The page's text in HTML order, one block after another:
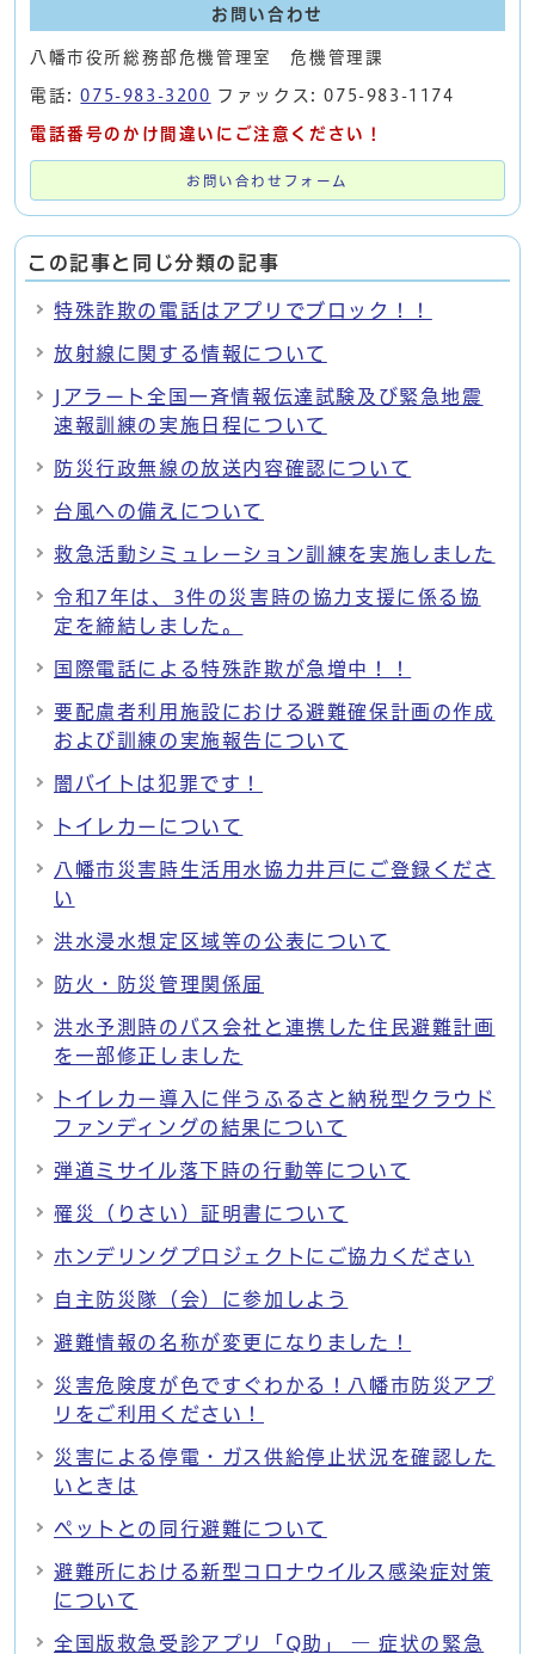
お問い合わせ
八幡市役所総務部危機管理室 危機管理課
電話:075-983-3200 ファックス: 075-983-1174
電話番号のかけ間違いにご注意ください！
お問い合わせフォーム
この記事と同じ分類の記事
特殊詐欺の電話はアプリでブロック！！
放射線に関する情報について
Jアラート全国一斉情報伝達試験及び緊急地震
速報訓練の実施日程について
防災行政無線の放送内容確認について
台風への備えについて
救急活動シミュレーション訓練を実施しました
令和7年は、3件の災害時の協力支援に係る協
定を締結しました。
国際電話による特殊詐欺が急増中！！
要配慮者利用施設における避難確保計画の作成
および訓練の実施報告について
闇バイトは犯罪です！
トイレカーについて
八幡市災害時生活用水協力井戸にご登録くださ
い
洪水浸水想定区域等の公表について
防火・防災管理関係届
洪水予測時のバス会社と連携した住民避難計画
を一部修正しました
トイレカー導入に伴うふるさと納税型クラウド
ファンディングの結果について
弾道ミサイル落下時の行動等について
罹災（りさい）証明書について
ホンデリングプロジェクトにご協力ください
自主防災隊（会）に参加しよう
避難情報の名称が変更になりました！
災害危険度が色ですぐわかる！八幡市防災アプ
リをご利用ください！
災害による停電・ガス供給停止状況を確認した
いときは
ペットとの同行避難について
避難所における新型コロナウイルス感染症対策
について
全国版救急受診アプリ「Q助」 ― 症状の緊急